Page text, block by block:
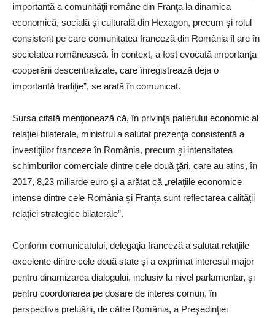
importantă a comunităţii române din Franţa la dinamica
economică, socială şi culturală din Hexagon, precum şi rolul
consistent pe care comunitatea franceză din România îl are în
societatea românească. În context, a fost evocată importanţa
cooperării descentralizate, care înregistrează deja o
importantă tradiţie”, se arată în comunicat.
Sursa citată menţionează că, în privinţa palierului economic al
relaţiei bilaterale, ministrul a salutat prezenţa consistentă a
investiţiilor franceze în România, precum şi intensitatea
schimburilor comerciale dintre cele două ţări, care au atins, în
2017, 8,23 miliarde euro şi a arătat că „relaţiile economice
intense dintre cele România şi Franţa sunt reflectarea calităţii
relaţiei strategice bilaterale”.
Conform comunicatului, delegaţia franceză a salutat relaţiile
excelente dintre cele două state şi a exprimat interesul major
pentru dinamizarea dialogului, inclusiv la nivel parlamentar, şi
pentru coordonarea pe dosare de interes comun, în
perspectiva preluării, de către România, a Preşedinţiei